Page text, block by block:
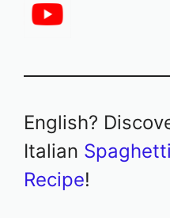
English?
Italian
Recipe!